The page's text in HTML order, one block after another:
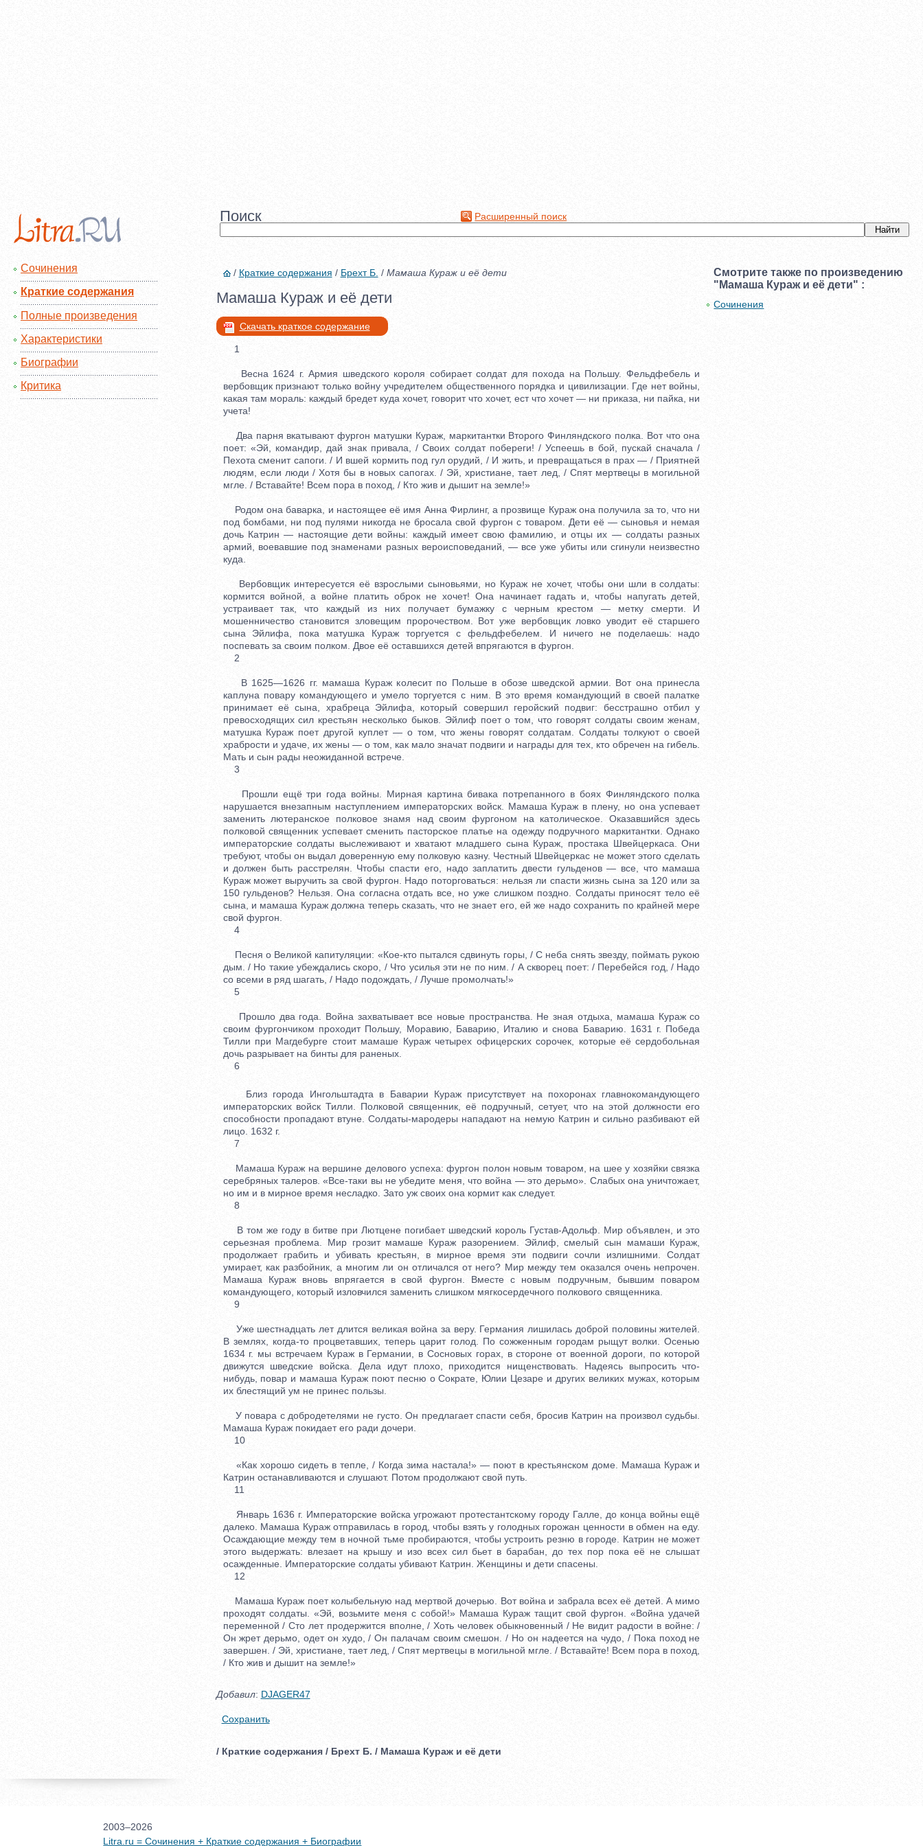
Поиск Расширенный поиск
Сочинения
Краткие содержания
Полные произведения
Характеристики
Биографии
Критика
/ Краткие содержания / Брехт Б. / Мамаша Кураж и её дети
Мамаша Кураж и её дети
Скачать краткое содержание
1
Весна 1624 г. Армия шведского короля собирает солдат для похода на Польшу. Фельдфебель и
вербовщик признают только войну учредителем общественного порядка и цивилизации. Где нет войны,
какая там мораль: каждый бредет куда хочет, говорит что хочет, ест что хочет — ни приказа, ни пайка, ни
учета!
Два парня вкатывают фургон матушки Кураж, маркитантки Второго Финляндского полка. Вот что она
поет: «Эй, командир, дай знак привала, / Своих солдат побереги! / Успеешь в бой, пускай сначала /
Пехота сменит сапоги. / И вшей кормить под гул орудий, / И жить, и превращаться в прах — / Приятней
людям, если люди / Хотя бы в новых сапогах. / Эй, христиане, тает лед, / Спят мертвецы в могильной
мгле. / Вставайте! Всем пора в поход, / Кто жив и дышит на земле!»
Родом она баварка, и настоящее её имя Анна Фирлинг, а прозвище Кураж она получила за то, что ни
под бомбами, ни под пулями никогда не бросала свой фургон с товаром. Дети её — сыновья и немая
дочь Катрин — настоящие дети войны: каждый имеет свою фамилию, и отцы их — солдаты разных
армий, воевавшие под знаменами разных вероисповеданий, — все уже убиты или сгинули неизвестно
куда.
Вербовщик интересуется её взрослыми сыновьями, но Кураж не хочет, чтобы они шли в солдаты:
кормится войной, а войне платить оброк не хочет! Она начинает гадать и, чтобы напугать детей,
устраивает так, что каждый из них получает бумажку с черным крестом — метку смерти. И
мошенничество становится зловещим пророчеством. Вот уже вербовщик ловко уводит её старшего
сына Эйлифа, пока матушка Кураж торгуется с фельдфебелем. И ничего не поделаешь: надо
поспевать за своим полком. Двое её оставшихся детей впрягаются в фургон.
2
В 1625—1626 гг. мамаша Кураж колесит по Польше в обозе шведской армии. Вот она принесла
каплуна повару командующего и умело торгуется с ним. В это время командующий в своей палатке
принимает её сына, храбреца Эйлифа, который совершил геройский подвиг: бесстрашно отбил у
превосходящих сил крестьян несколько быков. Эйлиф поет о том, что говорят солдаты своим женам,
матушка Кураж поет другой куплет — о том, что жены говорят солдатам. Солдаты толкуют о своей
храбрости и удаче, их жены — о том, как мало значат подвиги и награды для тех, кто обречен на гибель.
Мать и сын рады неожиданной встрече.
3
Прошли ещё три года войны. Мирная картина бивака потрепанного в боях Финляндского полка
нарушается внезапным наступлением императорских войск. Мамаша Кураж в плену, но она успевает
заменить лютеранское полковое знамя над своим фургоном на католическое. Оказавшийся здесь
полковой священник успевает сменить пасторское платье на одежду подручного маркитантки. Однако
императорские солдаты выслеживают и хватают младшего сына Кураж, простака Швейцеркаса. Они
требуют, чтобы он выдал доверенную ему полковую казну. Честный Швейцеркас не может этого сделать
и должен быть расстрелян. Чтобы спасти его, надо заплатить двести гульденов — все, что мамаша
Кураж может выручить за свой фургон. Надо поторговаться: нельзя ли спасти жизнь сына за 120 или за
150 гульденов? Нельзя. Она согласна отдать все, но уже слишком поздно. Солдаты приносят тело её
сына, и мамаша Кураж должна теперь сказать, что не знает его, ей же надо сохранить по крайней мере
свой фургон.
4
Песня о Великой капитуляции: «Кое-кто пытался сдвинуть горы, / С неба снять звезду, поймать рукою
дым. / Но такие убеждались скоро, / Что усилья эти не по ним. / А скворец поет: / Перебейся год, / Надо
со всеми в ряд шагать, / Надо подождать, / Лучше промолчать!»
5
Прошло два года. Война захватывает все новые пространства. Не зная отдыха, мамаша Кураж со
своим фургончиком проходит Польшу, Моравию, Баварию, Италию и снова Баварию. 1631 г. Победа
Тилли при Магдебурге стоит мамаше Кураж четырех офицерских сорочек, которые её сердобольная
дочь разрывает на бинты для раненых.
6
Близ города Ингольштадта в Баварии Кураж присутствует на похоронах главнокомандующего
императорских войск Тилли. Полковой священник, её подручный, сетует, что на этой должности его
способности пропадают втуне. Солдаты-мародеры нападают на немую Катрин и сильно разбивают ей
лицо. 1632 г.
7
Мамаша Кураж на вершине делового успеха: фургон полон новым товаром, на шее у хозяйки связка
серебряных талеров. «Все-таки вы не убедите меня, что война — это дерьмо». Слабых она уничтожает,
но им и в мирное время несладко. Зато уж своих она кормит как следует.
8
В том же году в битве при Лютцене погибает шведский король Густав-Адольф. Мир объявлен, и это
серьезная проблема. Мир грозит мамаше Кураж разорением. Эйлиф, смелый сын мамаши Кураж,
продолжает грабить и убивать крестьян, в мирное время эти подвиги сочли излишними. Солдат
умирает, как разбойник, а многим ли он отличался от него? Мир между тем оказался очень непрочен.
Мамаша Кураж вновь впрягается в свой фургон. Вместе с новым подручным, бывшим поваром
командующего, который изловчился заменить слишком мягкосердечного полкового священника.
9
Уже шестнадцать лет длится великая война за веру. Германия лишилась доброй половины жителей.
В землях, когда-то процветавших, теперь царит голод. По сожженным городам рыщут волки. Осенью
1634 г. мы встречаем Кураж в Германии, в Сосновых горах, в стороне от военной дороги, по которой
движутся шведские войска. Дела идут плохо, приходится нищенствовать. Надеясь выпросить что-
нибудь, повар и мамаша Кураж поют песню о Сократе, Юлии Цезаре и других великих мужах, которым
их блестящий ум не принес пользы.
У повара с добродетелями не густо. Он предлагает спасти себя, бросив Катрин на произвол судьбы.
Мамаша Кураж покидает его ради дочери.
10
«Как хорошо сидеть в тепле, / Когда зима настала!» — поют в крестьянском доме. Мамаша Кураж и
Катрин останавливаются и слушают. Потом продолжают свой путь.
11
Январь 1636 г. Императорские войска угрожают протестантскому городу Галле, до конца войны ещё
далеко. Мамаша Кураж отправилась в город, чтобы взять у голодных горожан ценности в обмен на еду.
Осаждающие между тем в ночной тьме пробираются, чтобы устроить резню в городе. Катрин не может
этого выдержать: влезает на крышу и изо всех сил бьет в барабан, до тех пор пока её не слышат
осажденные. Императорские солдаты убивают Катрин. Женщины и дети спасены.
12
Мамаша Кураж поет колыбельную над мертвой дочерью. Вот война и забрала всех её детей. А мимо
проходят солдаты. «Эй, возьмите меня с собой!» Мамаша Кураж тащит свой фургон. «Война удачей
переменной / Сто лет продержится вполне, / Хоть человек обыкновенный / Не видит радости в войне: /
Он жрет дерьмо, одет он худо, / Он палачам своим смешон. / Но он надеется на чудо, / Пока поход не
завершен. / Эй, христиане, тает лед, / Спят мертвецы в могильной мгле. / Вставайте! Всем пора в поход,
/ Кто жив и дышит на земле!»
Добавил: DJAGER47
Сохранить
/ Краткие содержания / Брехт Б. / Мамаша Кураж и её дети
Смотрите также по произведению
"Мамаша Кураж и её дети" :
Сочинения
2003–2026
Litra.ru = Сочинения + Краткие содержания + Биографии